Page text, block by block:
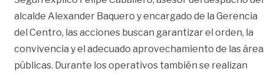
alcalde Alexander Baquero y encargado de la Gerencia
del Centro, las acciones buscan garantizar el orden, la
convivencia y el adecuado aprovechamiento de las
públicas. Durante los operativos también se realizan